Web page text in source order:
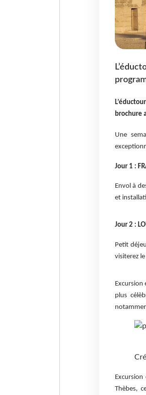
brochure
Une
Jour 1 :
Envol à
et
Jour 2 :
Petit
visiterez
Excursion
plus
Thèbes,